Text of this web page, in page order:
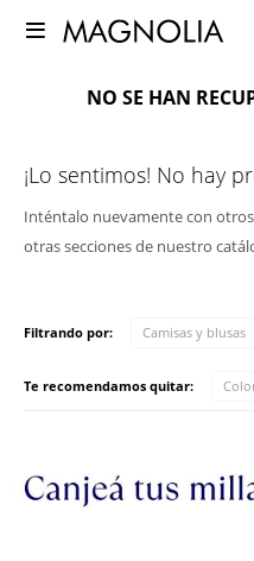

NO SE HAN
¡Lo sentimos! No hay
Inténtalo nuevamente con
otras secciones de nuestro
Filtrando por: Camisas y blusas
Te recomendamos quitar: